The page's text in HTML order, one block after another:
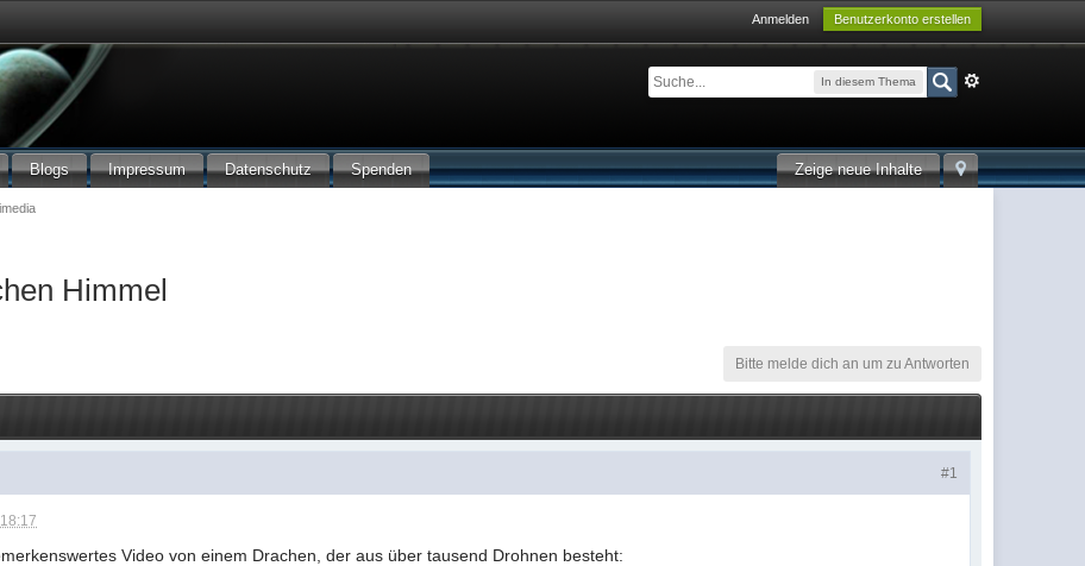
Anmelden Benutzerkonto erstellen
In diesem Thema
Zeige neue Inhalte
Blogs Impressum Datenschutz Spenden
Himmel
Bitte melde dich an um zu Antworten
#1
Video von einem Drachen, der aus über tausend Drohnen besteht: